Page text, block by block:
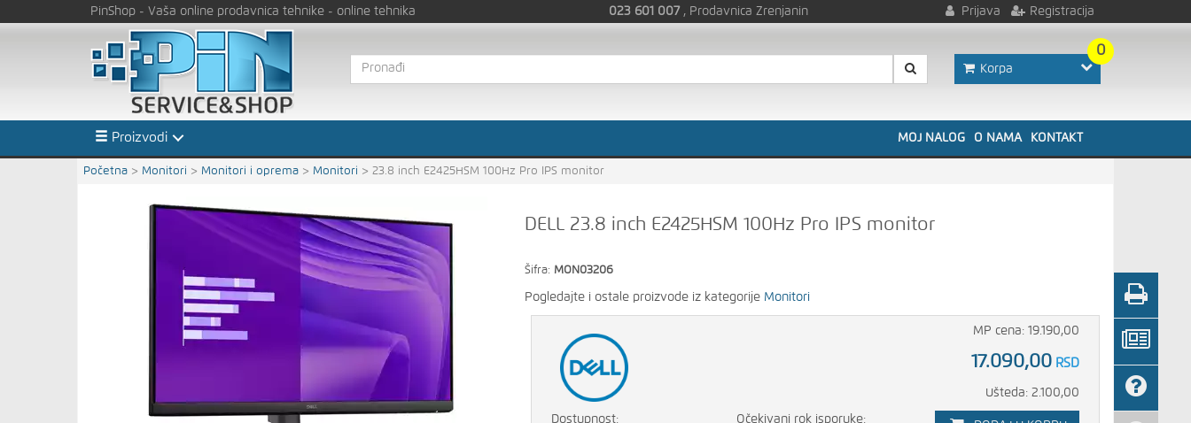
PinShop - Vaša online prodavnica tehnike - online tehnika 023 601 007 , Prodavnica Zrenjanin Prijava Registracija
0
Korpa
Proizvodi MOJ NALOG O NAMA KONTAKT
Početna > Monitori > Monitori i oprema > Monitori >23.8 inch E2425HSM 100Hz Pro IPS monitor
DELL 23.8 inch E2425HSM 100Hz Pro IPS monitor
Šifra: MON03206
Pogledajte i ostale proizvode iz kategorije Monitori
Dostupnost: Očekivani rok isporuke:
MP cena: 19.190,00
17.090,00RSD
Ušteda: 2.100,00